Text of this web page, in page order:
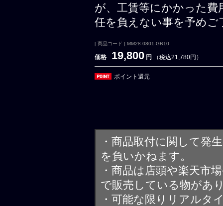
が、工賃等にかかった費
任を負えない事を予めご
[ 商品コード ] MM28-0801-GR10
価格 19,800 円 （税込21,780円）
ポイント還元
・商品取付に関して発
を負いかねます。
・商品は店頭や楽天市
で販売している物があ
・可能な限りリアルタ